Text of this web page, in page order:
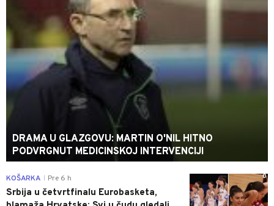
DRAMA U GLAZGOVU: MARTIN O'NIL HITNO
PODVRGNUT MEDICINSKOJ INTERVENCIJI
0
KOŠARKA Pre 6 h
Srbija u četvrtfinalu Eurobasketa,